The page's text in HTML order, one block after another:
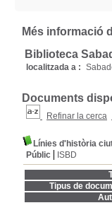
Més informació
Biblioteca
localitzada a :
Documents
Refinar la cerca
Línies d'història
Públic
ISBD
Tipus de